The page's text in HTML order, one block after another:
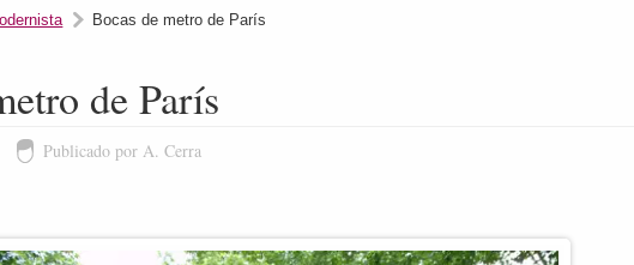
Bocas de metro de París
de París
Publicado por A. Cerra